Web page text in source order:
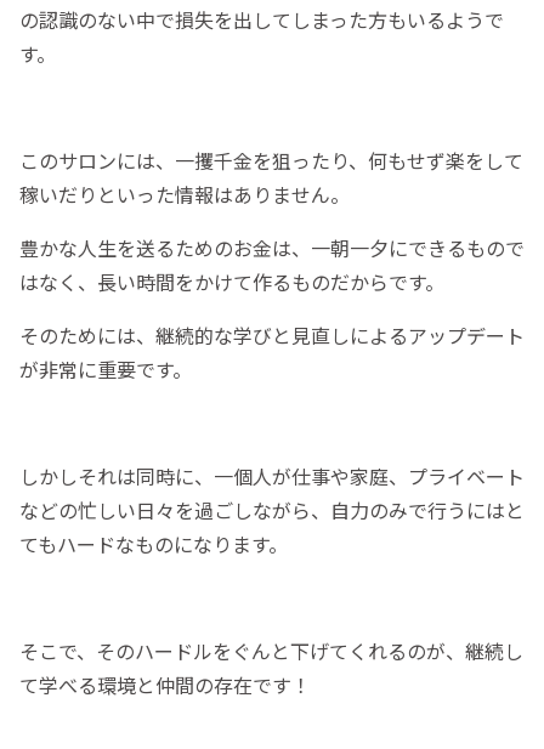
の認識のない中で損失を出してしまった方もいるようで
す。
このサロンには、一攫千金を狙ったり、何もせず楽をして
稼いだりといった情報はありません。
豊かな人生を送るためのお金は、一朝一夕にできるもので
はなく、長い時間をかけて作るものだからです。
そのためには、継続的な学びと見直しによるアップデート
が非常に重要です。
しかしそれは同時に、一個人が仕事や家庭、プライベート
などの忙しい日々を過ごしながら、自力のみで行うにはと
てもハードなものになります。
そこで、そのハードルをぐんと下げてくれるのが、継続し
て学べる環境と仲間の存在です！